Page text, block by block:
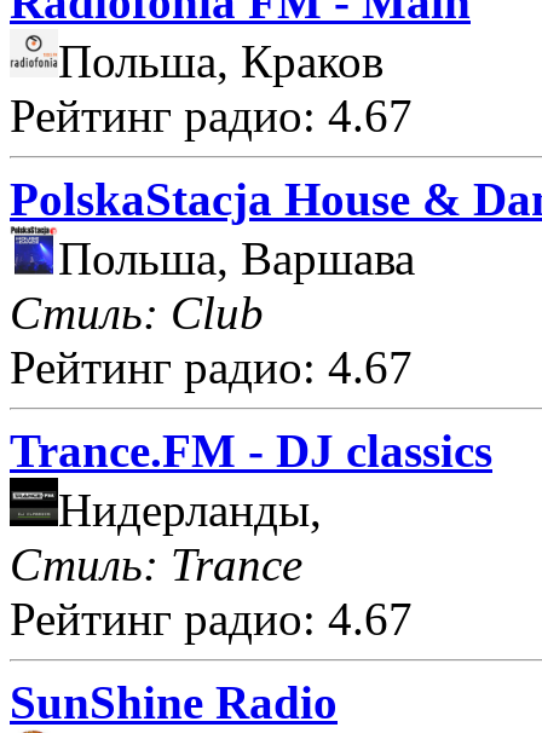
Польша, Краков
Рейтинг радио: 4.67
PolskaStacja House &
Польша, Варшава
Стиль: Club
Рейтинг радио: 4.67
Trance.FM - DJ classics
Нидерланды,
Стиль: Trance
Рейтинг радио: 4.67
SunShine Radio